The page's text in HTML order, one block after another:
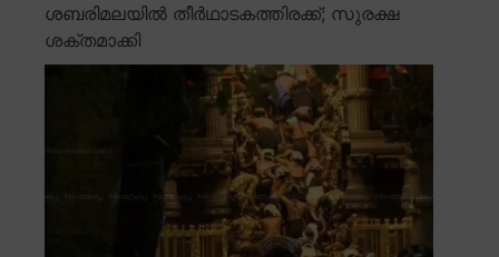
ശബരിമലയിൽ തീർഥാടകത്തിരക്ക്; സുരക്ഷ
ശക്തമാക്കി